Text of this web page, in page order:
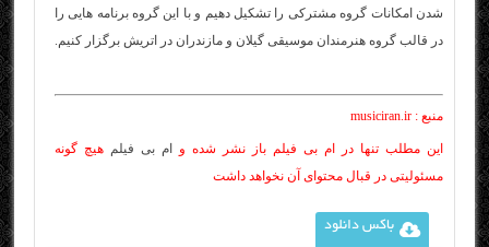
شدن امکانات گروه مشترکی را تشکیل دهیم و با این گروه برنامه هایی را
در قالب گروه هنرمندان موسیقی گیلان و مازندران در اتریش برگزار کنیم.
منبع : musiciran.ir
این مطلب تنها در ام بی فیلم باز نشر شده و ام بی فیلم هیچ گونه
مسئولیتی در قبال محتوای آن نخواهد داشت
باکس دانلود